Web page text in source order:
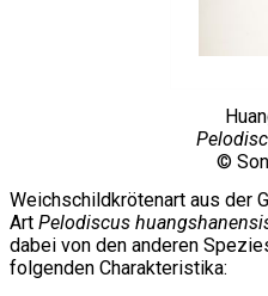
©
Weichschildkrötenart aus der
Art Pelodiscus
dabei von den anderen
folgenden Charakteristika: